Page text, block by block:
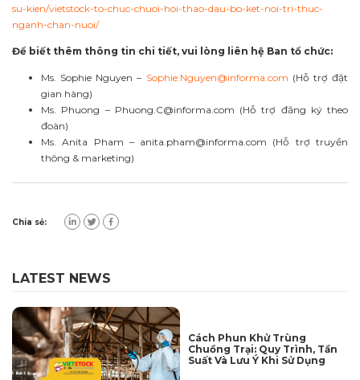
su-kien/vietstock-to-chuc-chuoi-hoi-thao-dau-bo-ket-noi-tri-thuc-
nganh-chan-nuoi/
Để biết thêm thông tin chi tiết, vui lòng liên hệ Ban tổ chức:
Ms. Sophie Nguyen – Sophie.Nguyen@informa.com (Hỗ trợ đặt
gian hàng)
Ms. Phuong – Phuong.C@informa.com (Hỗ trợ đăng ký theo
đoàn)
Ms. Anita Pham – anita.pham@informa.com (Hỗ trợ truyền
thông & marketing)
Chia sẻ:
LATEST NEWS
Cách Phun Khử Trùng
Chuồng Trại: Quy Trình, Tần
Suất Và Lưu Ý Khi Sử Dụng